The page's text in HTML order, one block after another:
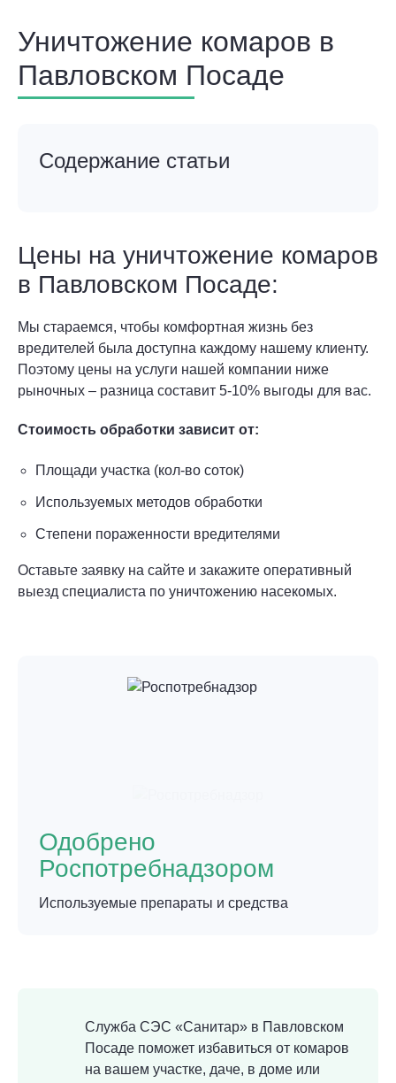
Уничтожение комаров в
Павловском Посаде
Содержание статьи
Цены на уничтожение комаров
в Павловском Посаде:
Мы стараемся, чтобы комфортная жизнь без
вредителей была доступна каждому нашему клиенту.
Поэтому цены на услуги нашей компании ниже
рыночных – разница составит 5-10% выгоды для вас.
Стоимость обработки зависит от:
Площади участка (кол-во соток)
Используемых методов обработки
Степени пораженности вредителями
Оставьте заявку на сайте и закажите оперативный
выезд специалиста по уничтожению насекомых.
Одобрено
Роспотребнадзором
Используемые препараты и средства
Служба СЭС «Санитар» в Павловском
Посаде поможет избавиться от комаров
на вашем участке, даче, в доме или